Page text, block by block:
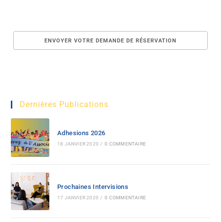
Dernières Publications
Adhesions 2026
18 JANVIER 2020 / 0 COMMENTAIRE
Prochaines Intervisions
17 JANVIER 2020 / 0 COMMENTAIRE